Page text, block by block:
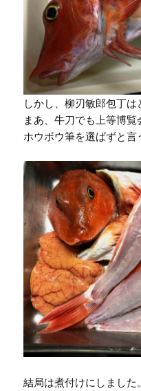
しかし、柳刃敏郎包丁は
まあ、牛刀でも上等博覧
ホウボウ筆を選ばずと言
結局は煮付けにしまし